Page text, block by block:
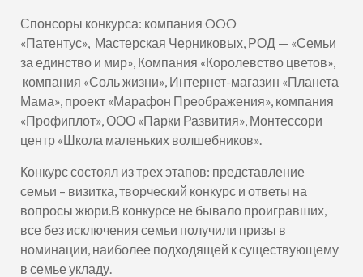
Спонсоры конкурса: компания OOO
«Патентус», Мастерская Черниковых, РОД — «Семьи
за единство и мир», Компания «Королевство цветов»,
компания «Соль жизни», Интернет-магазин «Планета
Мама», проект «Марафон Преображения», компания
«Профиплот», ООО «Парки Развития», Монтессори
центр «Школа маленьких волшебников».
Конкурс состоял из трех этапов: представление
семьи – визитка, творческий конкурс и ответы на
вопросы жюри.В конкурсе не бывало проигравших,
все без исключения семьи получили призы в
номинации, наиболее подходящей к существующему
в семье укладу.